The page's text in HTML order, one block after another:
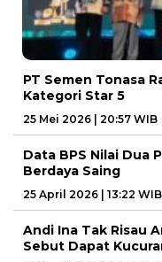
PT Semen Tonasa
Kategori Star 5
25 Mei 2026 | 20:57 WIB
Data BPS Nilai Dua
Berdaya Saing
25 April 2026 | 13:22 WIB
Andi Ina Tak Risau
Sebut Dapat